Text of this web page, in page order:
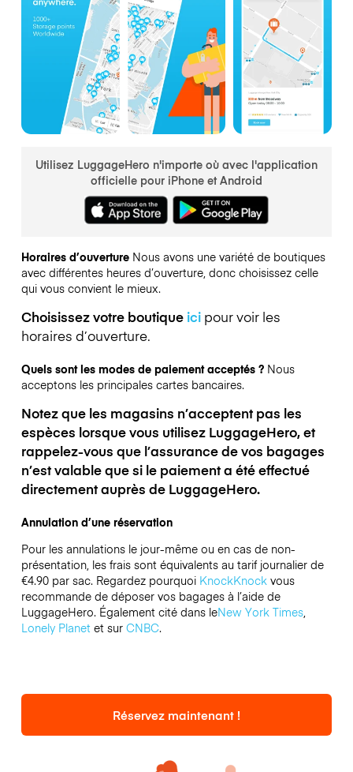
Utilisez LuggageHero n'importe où avec l'application
officielle pour iPhone et Android
Horaires d’ouverture Nous avons une variété de boutiques
avec différentes heures d’ouverture, donc choisissez celle
qui vous convient le mieux.
Choisissez votre boutique icipour voir les
horaires d’ouverture.
Quels sont les modes de paiement acceptés ? Nous
acceptons les principales cartes bancaires.
Notez que les magasins n’acceptent pas les
espèces lorsque vous utilisez LuggageHero, et
rappelez-vous que l’assurance de vos bagages
n’est valable que si le paiement a été effectué
directement auprès de LuggageHero.
Annulation d’une réservation
Pour les annulations le jour-même ou en cas de non-
présentation, les frais sont équivalents au tarif journalier de
€4.90 par sac. Regardez pourquoi KnockKnockvous
recommande de déposer vos bagages à l’aide de
LuggageHero. Également cité dans leNew York Times,
Lonely Planetet sur CNBC.
Réservez maintenant !